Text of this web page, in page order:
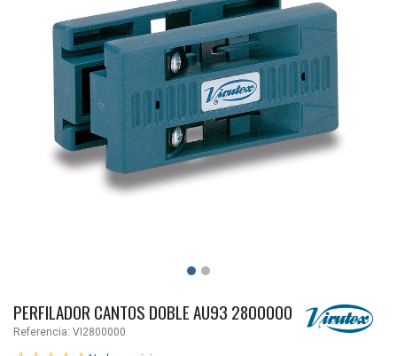
PERFILADOR CANTOS DOBLE AU93 2800000
Referencia: VI2800000